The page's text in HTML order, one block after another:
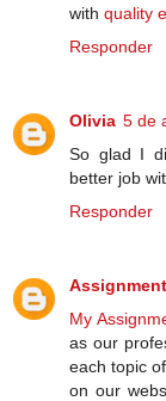
with quality
Responder
Olivia 5 de
So glad I
better job
Responder
My
as our
each topic
on our